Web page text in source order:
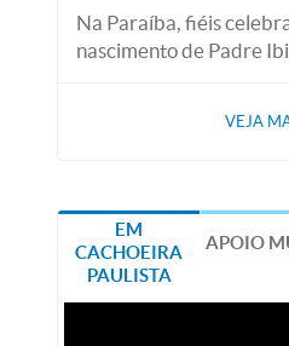
Na Paraíba, fiéis
nascimento de Padre
VEJA
EM
CACHOEIRA
PAULISTA
APOIO